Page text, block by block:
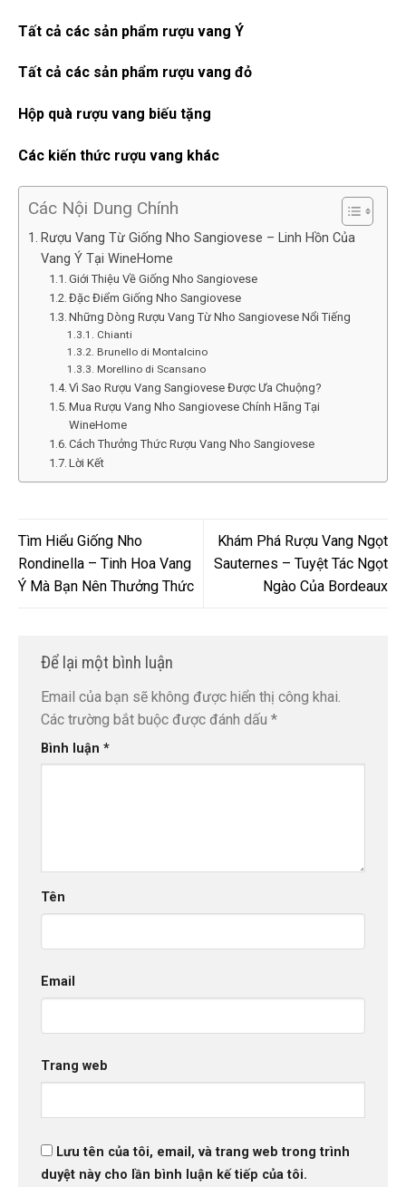
Tất cả các sản phẩm rượu vang Ý
Tất cả các sản phẩm rượu vang đỏ
Hộp quà rượu vang biếu tặng
Các kiến thức rượu vang khác
Các Nội Dung Chính
Rượu Vang Từ Giống Nho Sangiovese – Linh Hồn Của
Vang Ý Tại WineHome
Giới Thiệu Về Giống Nho Sangiovese
Đặc Điểm Giống Nho Sangiovese
Những Dòng Rượu Vang Từ Nho Sangiovese Nổi Tiếng
Chianti
Brunello di Montalcino
Morellino di Scansano
Vì Sao Rượu Vang Sangiovese Được Ưa Chuộng?
Mua Rượu Vang Nho Sangiovese Chính Hãng Tại
WineHome
Cách Thưởng Thức Rượu Vang Nho Sangiovese
Lời Kết
Tìm Hiểu Giống Nho
Rondinella – Tinh Hoa Vang
Ý Mà Bạn Nên Thưởng Thức
Khám Phá Rượu Vang Ngọt
Sauternes – Tuyệt Tác Ngọt
Ngào Của Bordeaux
Để lại một bình luận
Email của bạn sẽ không được hiển thị công khai.
Các trường bắt buộc được đánh dấu *
Bình luận *
Tên
Email
Trang web
Lưu tên của tôi, email, và trang web trong trình
duyệt này cho lần bình luận kế tiếp của tôi.